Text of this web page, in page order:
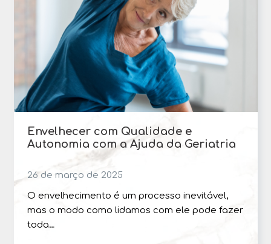
Envelhecer com Qualidade e
Autonomia com a Ajuda da Geriatria
26 de março de 2025
O envelhecimento é um processo inevitável,
mas o modo como lidamos com ele pode fazer
toda…